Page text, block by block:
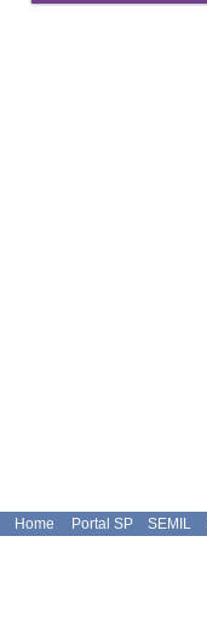
Home Portal SP SEMIL